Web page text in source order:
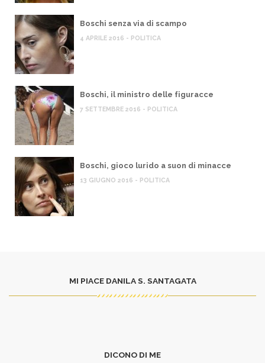
Boschi senza via di scampo
4 APRILE 2016 - POLITICA
Boschi, il ministro delle figuracce
7 SETTEMBRE 2016 - POLITICA
Boschi, gioco lurido a suon di minacce
13 GIUGNO 2016 - POLITICA
MI PIACE DANILA S. SANTAGATA
DICONO DI ME